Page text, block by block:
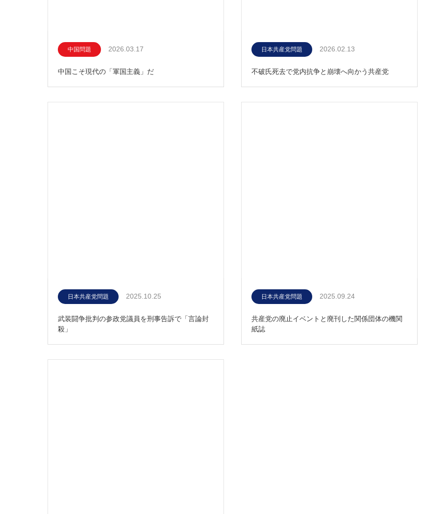
中国問題 2026.03.17
中国こそ現代の「軍国主義」だ
日本共産党問題 2026.02.13
不破氏死去で党内抗争と崩壊へ向かう共産党
日本共産党問題 2025.10.25
武装闘争批判の参政党議員を刑事告訴で「言論封
殺」
日本共産党問題 2025.09.24
共産党の廃止イベントと廃刊した関係団体の機関
紙誌